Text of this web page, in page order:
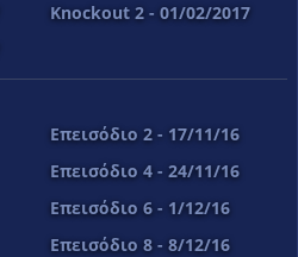
Knockout 2 - 01/02/2017
Επεισόδιο 2 - 17/11/16
Επεισόδιο 4 - 24/11/16
Επεισόδιο 6 - 1/12/16
Επεισόδιο 8 - 8/12/16